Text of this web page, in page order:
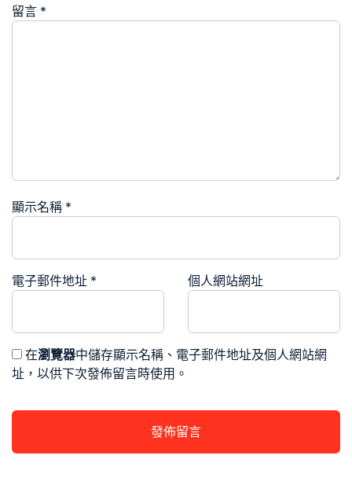
留言 *
顯示名稱 *
電子郵件地址 * 個人網站網址
在瀏覽器中儲存顯示名稱、電子郵件地址及個人網站網
址，以供下次發佈留言時使用。